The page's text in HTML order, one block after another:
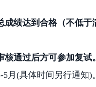
成绩达到合格（不低于
核通过后方可参加复试
5月 (具体时间另行通知)